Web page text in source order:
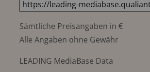
Sämtliche Preisangaben in €
Alle Angaben ohne Gewähr
LEADING MediaBase Data